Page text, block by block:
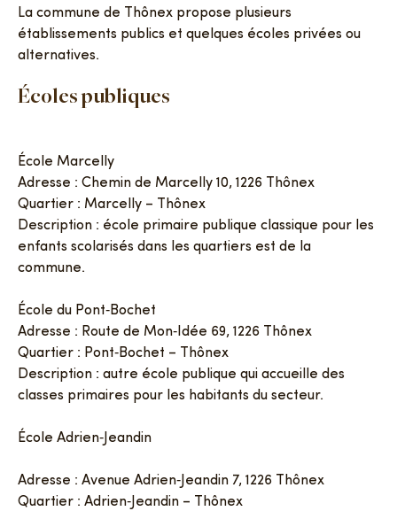
La commune de Thônex propose plusieurs
établissements publics et quelques écoles privées ou
alternatives.
Écoles publiques
École Marcelly
Adresse : Chemin de Marcelly 10, 1226 Thônex
Quartier : Marcelly – Thônex
Description : école primaire publique classique pour les
enfants scolarisés dans les quartiers est de la
commune.
École du Pont‑Bochet
Adresse : Route de Mon‑Idée 69, 1226 Thônex
Quartier : Pont‑Bochet – Thônex
Description : autre école publique qui accueille des
classes primaires pour les habitants du secteur.
École Adrien‑Jeandin
Adresse : Avenue Adrien‑Jeandin 7, 1226 Thônex
Quartier : Adrien‑Jeandin – Thônex